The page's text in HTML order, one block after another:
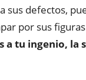
sus defectos,
por sus
a tu ingenio, la